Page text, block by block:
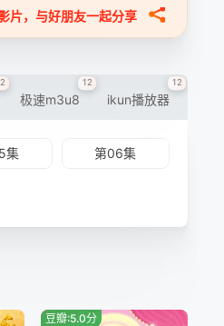
片，与好朋友一起分享
极速m3u8
12
ikun播放器
12
集 第06集
豆瓣:5.0分